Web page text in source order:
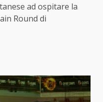
ad ospitare la
Round di